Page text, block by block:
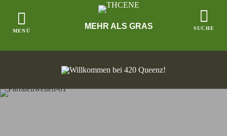
MEHR ALS GRAS